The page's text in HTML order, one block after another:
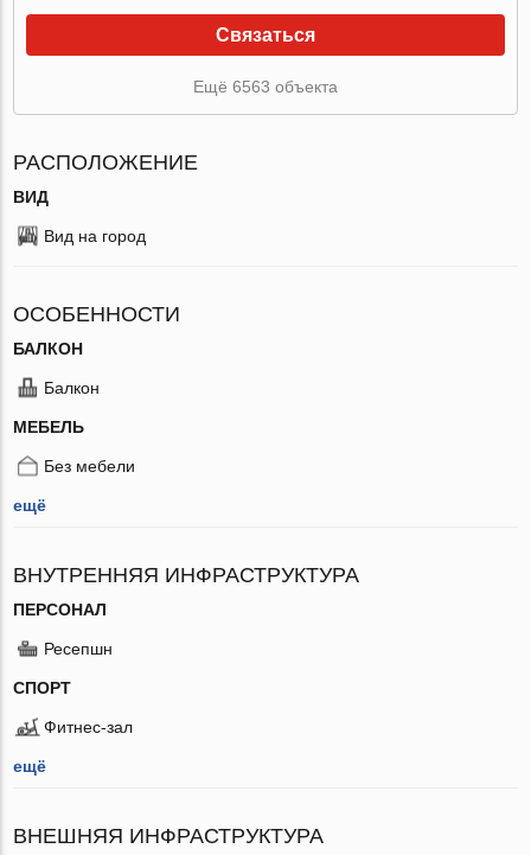
Связаться
Ещё 6563 объекта
РАСПОЛОЖЕНИЕ
ВИД
Вид на город
ОСОБЕННОСТИ
БАЛКОН
Балкон
МЕБЕЛЬ
Без мебели
ещё
ВНУТРЕННЯЯ ИНФРАСТРУКТУРА
ПЕРСОНАЛ
Ресепшн
СПОРТ
Фитнес-зал
ещё
ВНЕШНЯЯ ИНФРАСТРУКТУРА